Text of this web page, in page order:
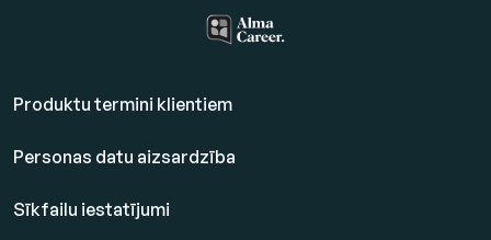
Produktu termini klientiem
Personas datu aizsardzība
Sīkfailu iestatījumi